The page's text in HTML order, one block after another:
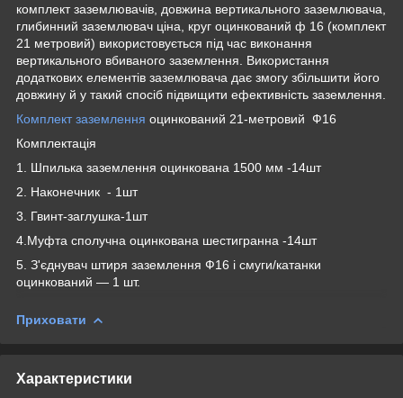
комплект заземлювачів, довжина вертикального заземлювача,
глибинний заземлювач ціна, круг оцинкований ф 16 (комплект
21 метровий) використовується під час виконання
вертикального вбиваного заземлення. Використання
додаткових елементів заземлювача дає змогу збільшити його
довжину й у такий спосіб підвищити ефективність заземлення.
Комплект заземлення оцинкований 21-метровий Ф16
Комплектація
1. Шпилька заземлення оцинкована 1500 мм -14шт
2. Наконечник - 1шт
3. Гвинт-заглушка-1шт
4.Муфта сполучна оцинкована шестигранна -14шт
5. З'єднувач штиря заземлення Ф16 і смуги/катанки
оцинкований — 1 шт.
Приховати
Характеристики